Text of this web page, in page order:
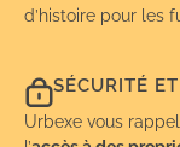
d’histoire pour les
SÉCURITÉ
Urbexe vous